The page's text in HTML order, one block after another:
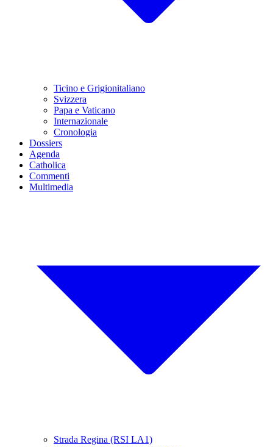
Ticino e Grigionitaliano
Svizzera
Papa e Vaticano
Internazionale
Cronologia
Dossiers
Agenda
Catholica
Commenti
Multimedia
Strada Regina (RSI LA1)